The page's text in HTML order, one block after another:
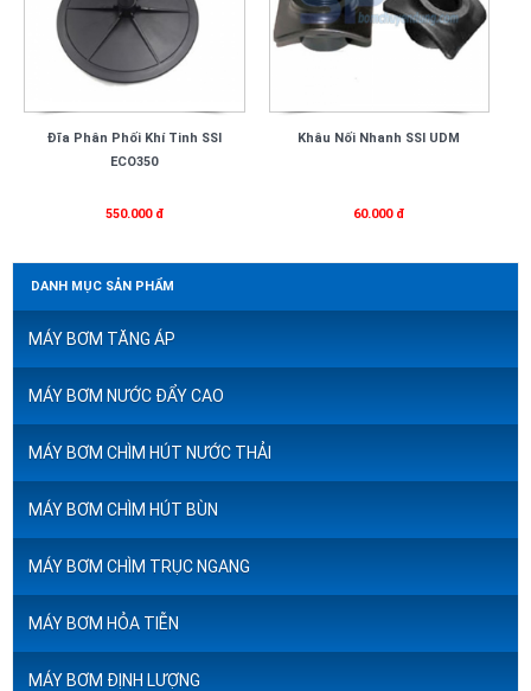
Đĩa Phân Phối Khí Tinh SSI
ECO350
550.000 đ
Khâu Nối Nhanh SSI UDM
60.000 đ
DANH MỤC SẢN PHẨM
MÁY BƠM TĂNG ÁP
MÁY BƠM NƯỚC ĐẨY CAO
MÁY BƠM CHÌM HÚT NƯỚC THẢI
MÁY BƠM CHÌM HÚT BÙN
MÁY BƠM CHÌM TRỤC NGANG
MÁY BƠM HỎA TIỄN
MÁY BƠM ĐỊNH LƯỢNG